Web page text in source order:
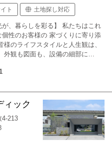
ト 土地探し対応
が、暮らしを彩る】 私たちはこれ
個性のお客様の 家づくりに寄り添
様のライフスタイルと人生観は、
外観も図面も、設備の細部に…
ィック
4-213